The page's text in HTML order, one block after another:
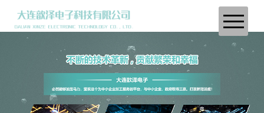
关于我们
产品中心